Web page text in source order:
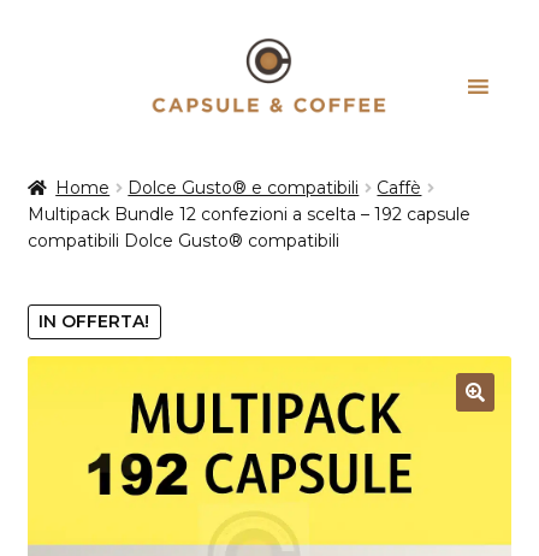
Home Dolce Gusto® e compatibili
Caffè
Multipack Bundle 12 confezioni a scelta – 192 capsule
compatibili Dolce Gusto® compatibili
IN OFFERTA!